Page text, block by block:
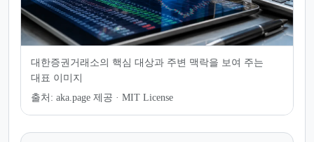
대한증권거래소의 핵심 대상과 주변 맥락을 보여 주는
대표 이미지
출처: aka.page 제공 · MIT License